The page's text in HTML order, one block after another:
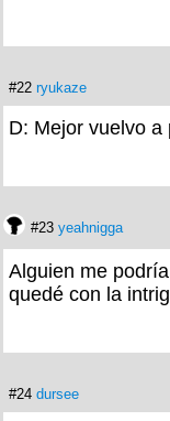
#22 ryukaze
D: Mejor vuelvo
#23 yeahnigga
Alguien me
quedé con la
#24 dursee